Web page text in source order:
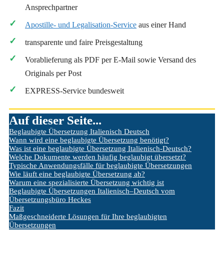
Ansprechpartner
Apostille- und Legalisation-Service aus einer Hand
transparente und faire Preisgestaltung
Vorablieferung als PDF per E-Mail sowie Versand des
Originals per Post
EXPRESS-Service bundesweit
Auf dieser Seite...
Beglaubigte Übersetzung Italienisch Deutsch
Wann wird eine beglaubigte Übersetzung benötigt?
Was ist eine beglaubigte Übersetzung Italienisch-Deutsch?
Welche Dokumente werden häufig beglaubigt übersetzt?
Typische Anwendungsfälle für beglaubigte Übersetzungen
Wie läuft eine beglaubigte Übersetzung ab?
Warum eine spezialisierte Übersetzung wichtig ist
Beglaubigte Übersetzungen Italienisch–Deutsch vom
Übersetzungsbüro Heckes
Fazit
Maßgeschneiderte Lösungen für Ihre beglaubigten
Übersetzungen